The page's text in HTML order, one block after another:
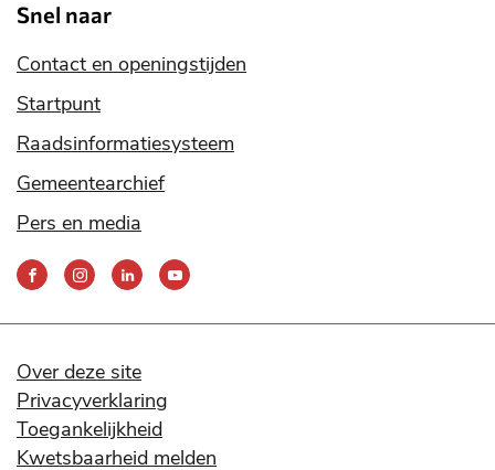
Snel naar
Contact en openingstijden
Startpunt
Raadsinformatiesysteem
Gemeentearchief
Pers en media
Bereik
ons
social
media
kanalen
Over deze site
Privacyverklaring
Toegankelijkheid
Kwetsbaarheid melden